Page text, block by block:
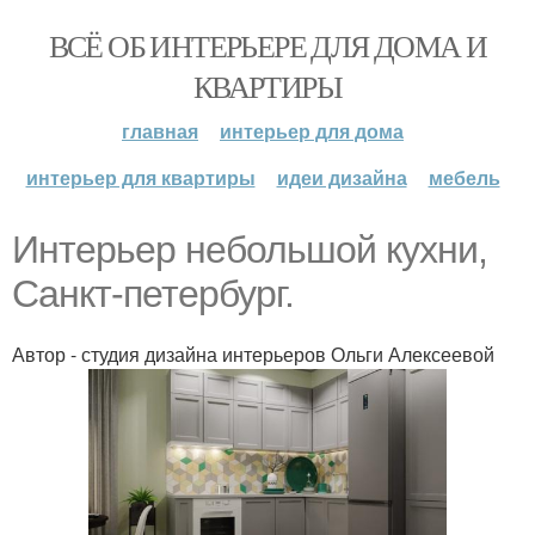
ВСЁ ОБ ИНТЕРЬЕРЕ ДЛЯ ДОМА И
КВАРТИРЫ
главная
интерьер для дома
интерьер для квартиры
идеи дизайна мебель
Интерьер небольшой кухни,
Санкт-петербург.
Автор - студия дизайна интерьеров Ольги Алексеевой